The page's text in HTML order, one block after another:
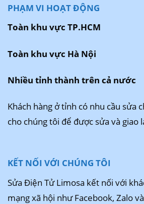
PHẠM VI HOẠT ĐỘNG
Toàn khu vực TP.HCM
Toàn khu vực Hà Nội
Nhiều tỉnh thành trên cả nước
Khách hàng ở tỉnh có nhu cầu sửa
cho chúng tôi để được sửa và giao
KẾT NỐI VỚI CHÚNG TÔI
Sửa Điện Tử Limosa kết nối với
mạng xã hội như Facebook, Zalo